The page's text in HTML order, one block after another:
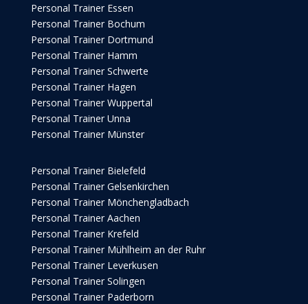
Personal Trainer Essen
Personal Trainer Bochum
Personal Trainer Dortmund
Personal Trainer Hamm
Personal Trainer Schwerte
Personal Trainer Hagen
Personal Trainer Wuppertal
Personal Trainer Unna
Personal Trainer Münster
Personal Trainer Bielefeld
Personal Trainer Gelsenkirchen
Personal Trainer Mönchengladbach
Personal Trainer Aachen
Personal Trainer Krefeld
Personal Trainer Mühlheim an der Ruhr
Personal Trainer Leverkusen
Personal Trainer Solingen
Personal Trainer Paderborn